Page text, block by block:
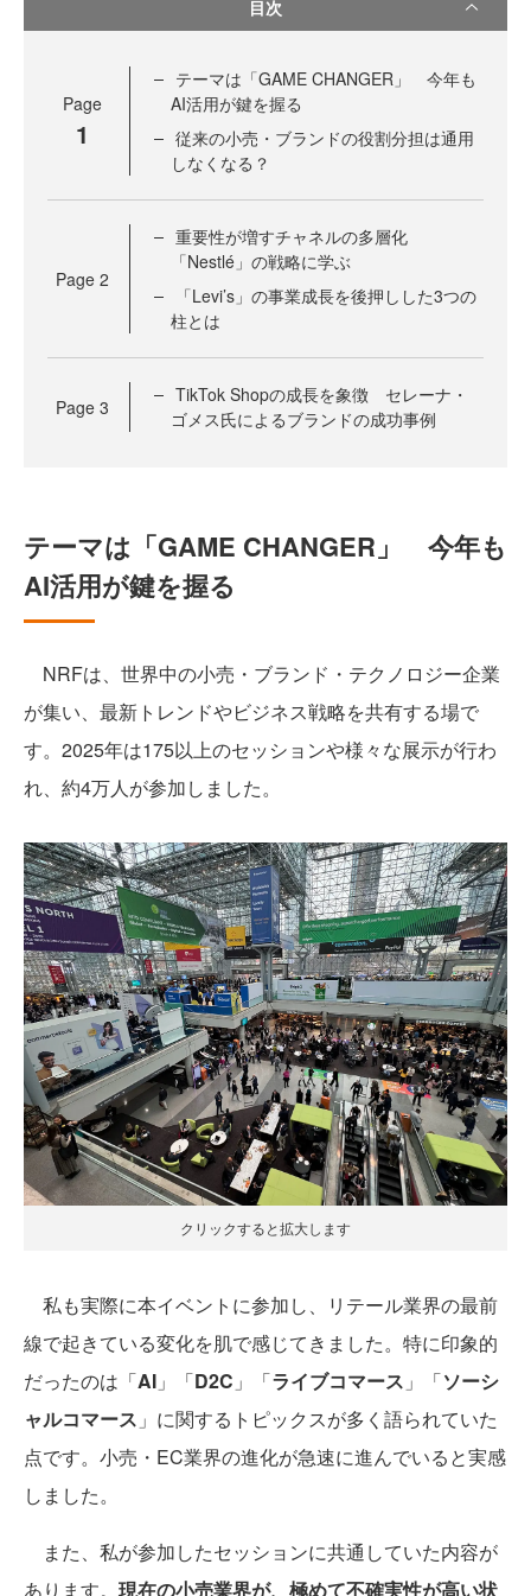
目次
Page
1
テーマは「GAME CHANGER」 今年も
AI活用が鍵を握る
従来の小売・ブランドの役割分担は通用
しなくなる？
Page 2
重要性が増すチャネルの多層化
「Nestlé」の戦略に学ぶ
「Levi’s」の事業成長を後押しした3つの
柱とは
Page 3
TikTok Shopの成長を象徴 セレーナ・
ゴメス氏によるブランドの成功事例
テーマは「GAME CHANGER」 今年も
AI活用が鍵を握る
NRFは、世界中の小売・ブランド・テクノロジー企業
が集い、最新トレンドやビジネス戦略を共有する場で
す。2025年は175以上のセッションや様々な展示が行わ
れ、約4万人が参加しました。
クリックすると拡大します
私も実際に本イベントに参加し、リテール業界の最前
線で起きている変化を肌で感じてきました。特に印象的
だったのは「AI 」「D2C 」「ライブコマース 」「ソーシ
ャルコマース 」に関するトピックスが多く語られていた
点です。小売・EC業界の進化が急速に進んでいると実感
しました。
また、私が参加したセッションに共通していた内容が
あります。 現在の小売業界が、極めて不確実性が高い状